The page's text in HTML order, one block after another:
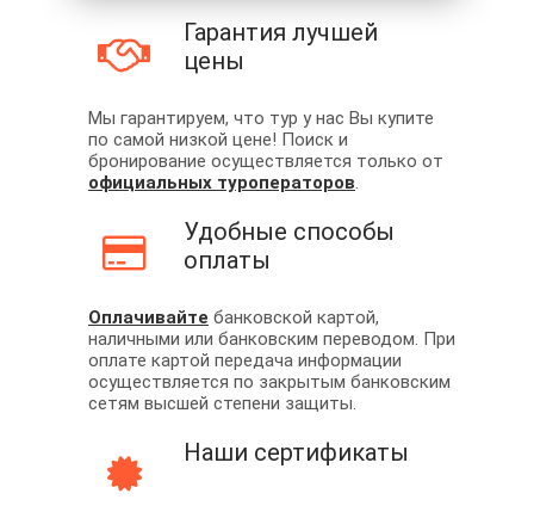
Гарантия лучшей
цены
Мы гарантируем, что тур у нас Вы купите
по самой низкой цене! Поиск и
бронирование осуществляется только от
официальных туроператоров.
Удобные способы
оплаты
Оплачивайте банковской картой,
наличными или банковским переводом. При
оплате картой передача информации
осуществляется по закрытым банковским
сетям высшей степени защиты.
Наши сертификаты